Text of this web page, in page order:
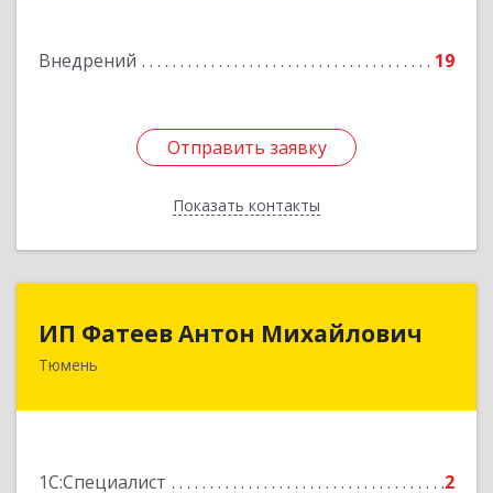
Внедрений 19
Отправить заявку
Показать контакты
Отправить заявку
Назад
ИП Фатеев Антон Михайлович
Тюмень
1С:Специалист 2
ИП Фатеев Антон Михайлович
625046, Тюменская обл, Тюмень г, Майский